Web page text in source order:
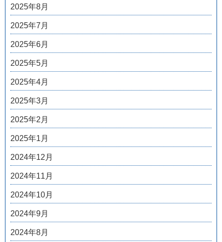
2025年8月
2025年7月
2025年6月
2025年5月
2025年4月
2025年3月
2025年2月
2025年1月
2024年12月
2024年11月
2024年10月
2024年9月
2024年8月